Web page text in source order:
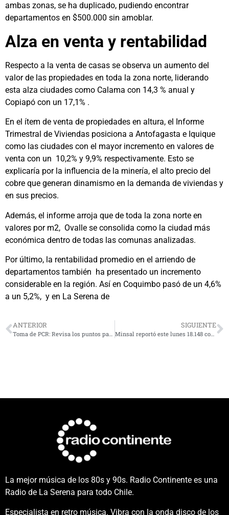
ambas zonas, se ha duplicado, pudiendo encontrar
departamentos en $500.000 sin amoblar.
Alza en venta y rentabilidad
Respecto a la venta de casas se observa un aumento del
valor de las propiedades en toda la zona norte, liderando
esta alza ciudades como Calama con 14,3 % anual y
Copiapó con un 17,1% .
En el ítem de venta de propiedades en altura, el Informe
Trimestral de Viviendas posiciona a Antofagasta e Iquique
como las ciudades con el mayor incremento en valores de
venta con un 10,2% y 9,9% respectivamente. Esto se
explicaría por la influencia de la minería, el alto precio del
cobre que generan dinamismo en la demanda de viviendas y
en sus precios.
Además, el informe arroja que de toda la zona norte en
valores por m2, Ovalle se consolida como la ciudad más
económica dentro de todas las comunas analizadas.
Por último, la rentabilidad promedio en el arriendo de
departamentos también ha presentado un incremento
considerable en la región. Así en Coquimbo pasó de un 4,6%
a un 5,2%, y en La Serena de
ANTERIOR
Toma de PCR: Revisa los puntos para esta semana en La Serena y Coquimbo
SIGUIENTE
Minsal reportó este lunes 18.148 contagios Covid, 153 fallecidos y 92 por ciento de ocupación UCI
La mejor música de los 80s y 90s. Radio Continente es una
Radio de La Serena para todo Chile.
Especialista en retro música. Vibra con la onda disco de los